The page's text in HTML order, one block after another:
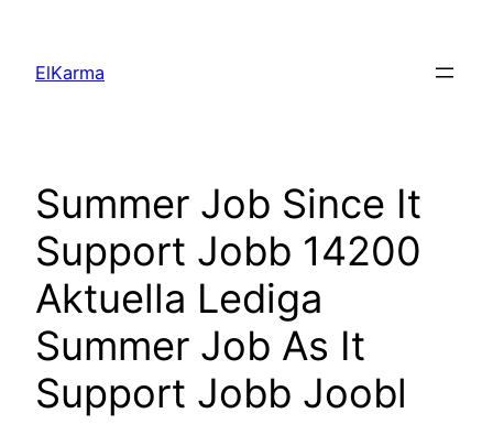
content
ElKarma
Summer Job Since It
Support Jobb 14200
Aktuella Lediga
Summer Job As It
Support Jobb Joobl